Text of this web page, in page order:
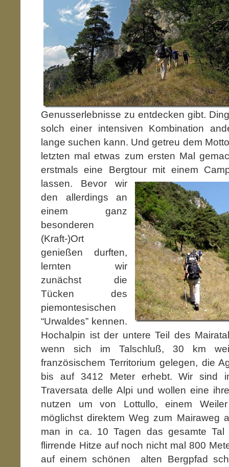
Genusserlebnisse zu entdecken gibt.
solch einer intensiven Kombination
lange suchen kann. Und getreu dem
letzten mal etwas zum ersten Mal
erstmals eine Bergtour mit einem
lassen. Bevor wir
den allerdings an
einem ganz
besonderen
(Kraft-)Ort
genießen durften,
lernten wir
zunächst die
Tücken des
piemontesischen
“Urwaldes” kennen.
Hochalpin ist der untere Teil des
wenn sich im Talschluß, 30 km
französischem Territorium gelegen, die
bis auf 3412 Meter erhebt. Wir sind
Traversata delle Alpi und wollen eine
nutzen um von Lottullo, einem
möglichst direktem Weg zum Mairaweg
man in ca. 10 Tagen das gesamte Tal
flirrende Hitze auf noch nicht mal 800
auf einem schönen alten Bergpfad